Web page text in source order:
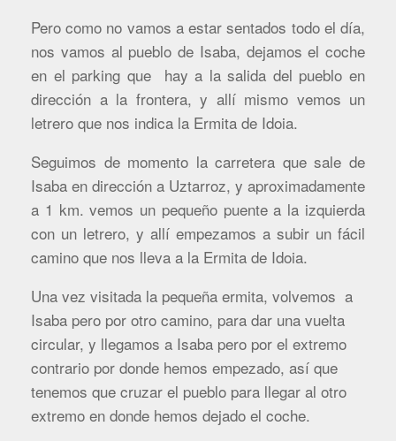
Pero como no vamos a estar sentados todo el día,
nos vamos al pueblo de Isaba, dejamos el coche
en el parking que hay a la salida del pueblo en
dirección a la frontera, y allí mismo vemos un
letrero que nos indica la Ermita de Idoia.
Seguimos de momento la carretera que sale de
Isaba en dirección a Uztarroz, y aproximadamente
a 1 km. vemos un pequeño puente a la izquierda
con un letrero, y allí empezamos a subir un fácil
camino que nos lleva a la Ermita de Idoia.
Una vez visitada la pequeña ermita, volvemos a
Isaba pero por otro camino, para dar una vuelta
circular, y llegamos a Isaba pero por el extremo
contrario por donde hemos empezado, así que
tenemos que cruzar el pueblo para llegar al otro
extremo en donde hemos dejado el coche.